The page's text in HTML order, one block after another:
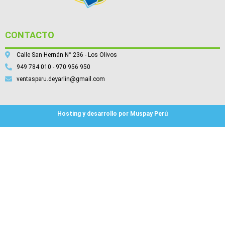
CONTACTO
Calle San Hernán N° 236 - Los Olivos
949 784 010 - 970 956 950
ventasperu.deyarlin@gmail.com
Hosting y desarrollo por Muspay Perú